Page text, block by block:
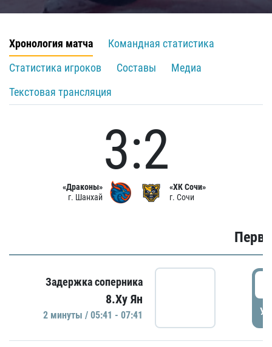
Хронология матча
Командная статистика
Статистика игроков
Составы
Медиа
Текстовая трансляция
«Драконы»
г. Шанхай
3:2
«ХК Сочи»
г. Сочи
Задержка соперника
8.Ху Ян
2 минуты / 05:41 - 07:41